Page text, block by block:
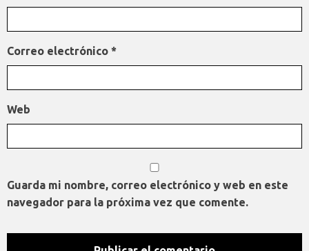
Correo electrónico *
Web
Guarda mi nombre, correo electrónico y web en este
navegador para la próxima vez que comente.